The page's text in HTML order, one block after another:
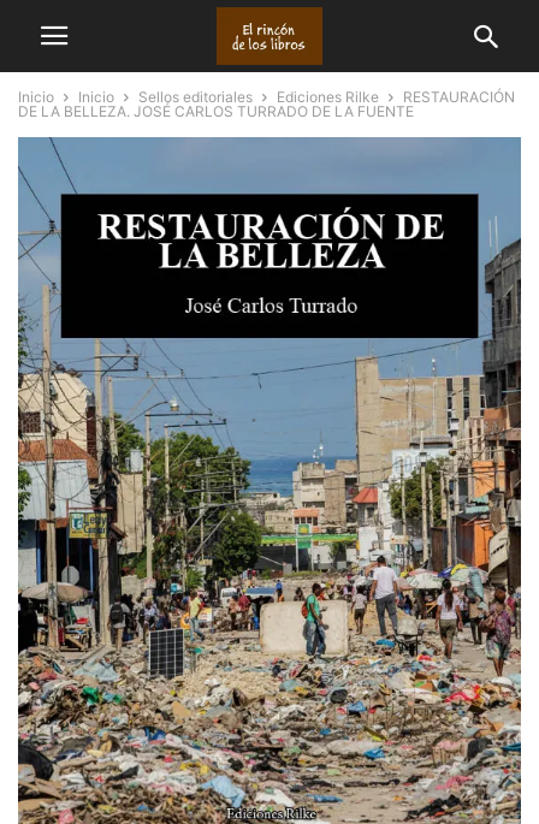
Inicio Inicio Sellos editoriales Ediciones Rilke
RESTAURACIÓN
DE LA BELLEZA. JOSÉ CARLOS TURRADO DE LA FUENTE